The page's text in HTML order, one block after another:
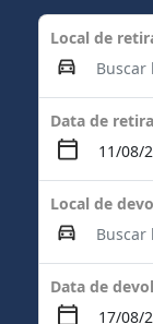
Local de
Data de
Local de
Data de